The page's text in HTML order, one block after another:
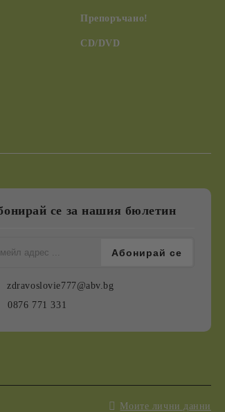
Препоръчано!
CD/DVD
се за нашия бюлетин
zdravoslovie777@abv.bg
0876 771 331
Моите лични данни